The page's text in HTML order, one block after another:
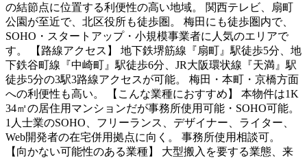
の結節点に位置する利便性の高い地域。 関西テレビ、扇町
公園が至近で、北区役所も徒歩圏。 梅田にも徒歩圏内で、
SOHO・スタートアップ・小規模事業者に人気のエリアで
す。 【路線アクセス】 地下鉄堺筋線『扇町』駅徒歩5分、地
下鉄谷町線『中崎町』駅徒歩6分、JR大阪環状線『天満』駅
徒歩5分の3駅3路線アクセスが可能。 梅田・本町・京橋方面
への利便性も高い。 【こんな業種におすすめ】 本物件は1K
34㎡の居住用マンションだが事務所使用可能・SOHO可能。
1人士業のSOHO、フリーランス、デザイナー、ライター、
Web開発者の在宅併用拠点に向く。 事務所使用相談可。
【向かない可能性のある業種】 大型搬入を要する業態、来